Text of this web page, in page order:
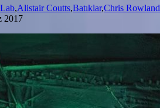
,Alistair Coutts,Batıklar,Chris Rowland
2017